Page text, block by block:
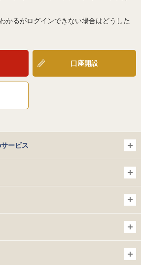
かるがログインできない場合はどうした
口座開設
ービス